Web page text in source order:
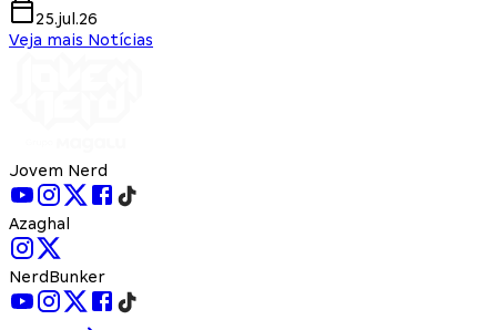
25.jul.26
Veja mais Notícias
Jovem Nerd
Azaghal
NerdBunker